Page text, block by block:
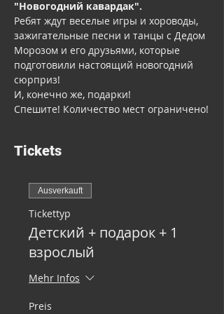
"Новогодний кавардак".
Ребят ждут веселые игры и хороводы,
зажигательные песни и танцы с Дедом
Морозом и его друзьями, которые
подготовили настоящий новогодний
сюрприз!
И, конечно же, подарки!
Спешите! Количество мест ограничено!
Tickets
Ausverkauft
Tickettyp
Детский + подарок + 1
взрослый
Mehr Infos
Preis